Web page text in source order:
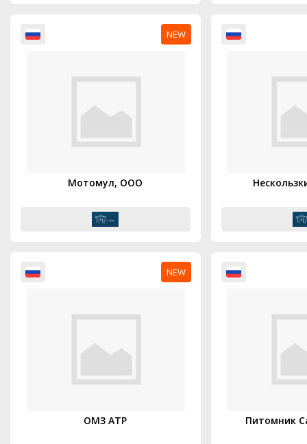
NEW
Мотомул, ООО
NEW
ОМЗ АТР Питомник